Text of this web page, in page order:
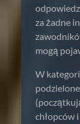
za żadne
mogą
W
chłopców